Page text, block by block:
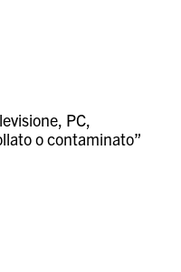
PC,
o contaminato”